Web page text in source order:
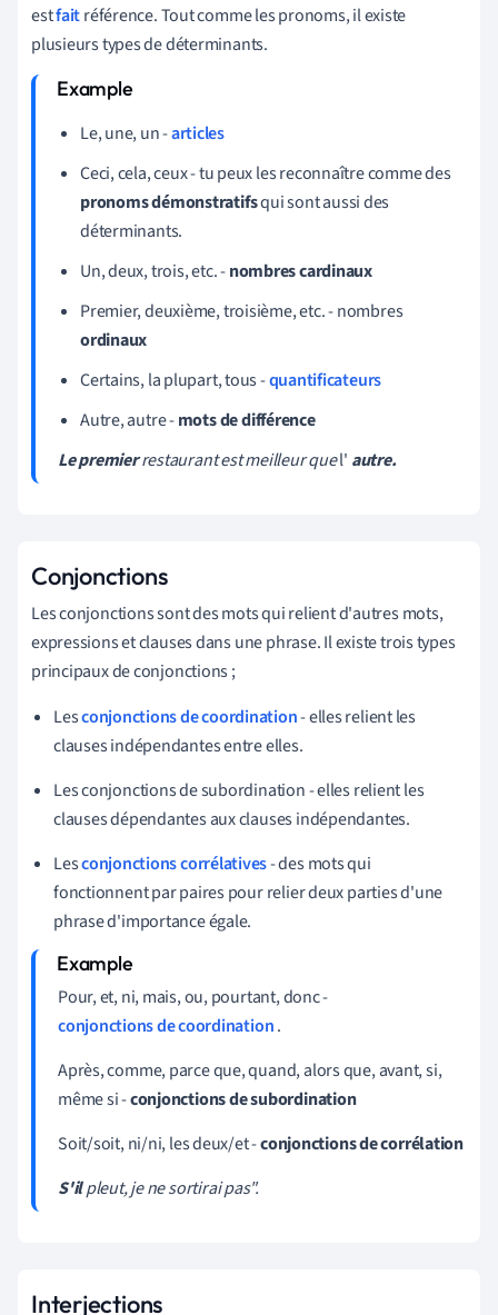
estfaitréférence. Tout comme les pronoms, il existe
plusieurs types de déterminants.
Le, une, un -articles
Ceci, cela, ceux - tu peux les reconnaître comme des
pronoms démonstratifsqui sont aussi des
déterminants.
Un, deux, trois, etc. -nombres cardinaux
Premier, deuxième, troisième, etc. - nombres
ordinaux
Certains, la plupart, tous -quantificateurs
Autre, autre -mots de différence
Le premierrestaurant est meilleur quel' autre.
Conjonctions
Les conjonctions sont des mots qui relient d'autres mots,
expressions et clauses dans une phrase. Il existe trois types
principaux de conjonctions ;
Lesconjonctions de coordination- elles relient les
clauses indépendantes entre elles.
Les conjonctions de subordination - elles relient les
clauses dépendantes aux clauses indépendantes.
Lesconjonctions corrélatives- des mots qui
fonctionnent par paires pour relier deux parties d'une
phrase d'importance égale.
Pour, et, ni, mais, ou, pourtant, donc -
conjonctions de coordination.
Après, comme, parce que, quand, alors que, avant, si,
même si -conjonctions de subordination
Soit/soit, ni/ni, les deux/et -conjonctions de corrélation
S'ilpleut, je ne sortirai pas".
Interjections